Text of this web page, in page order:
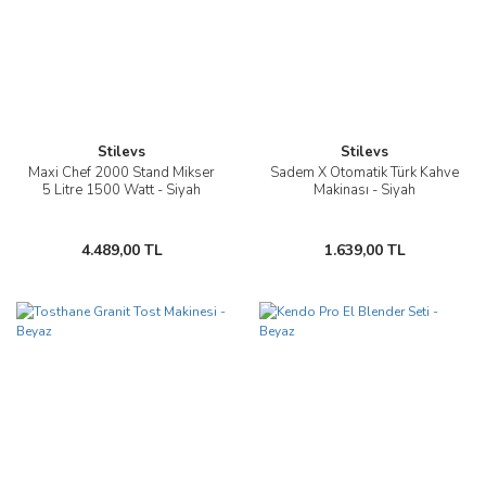
Stilevs
Maxi Chef 2000 Stand Mikser
5 Litre 1500 Watt - Siyah
4.489,00 TL
Stilevs
Sadem X Otomatik Türk Kahve
Makinası - Siyah
1.639,00 TL